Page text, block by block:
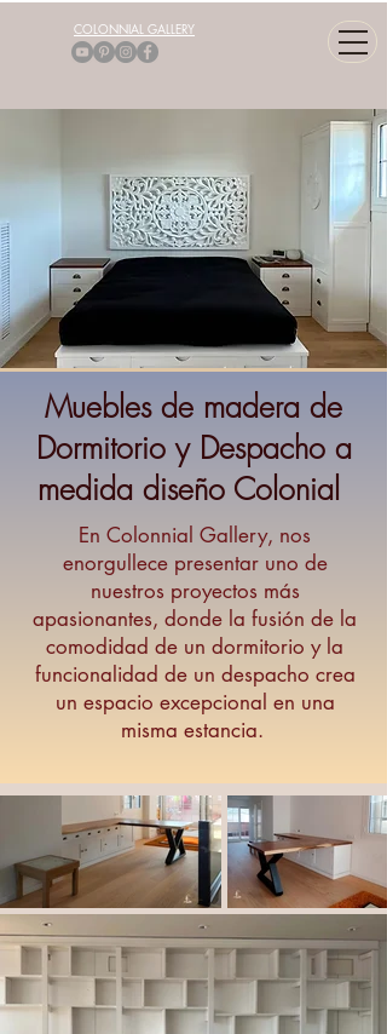
COLONNIAL GALLERY
Muebles de madera de
Dormitorio y Despacho a
medida diseño Colonial
En Colonnial Gallery, nos
enorgullece presentar uno de
nuestros proyectos más
apasionantes, donde la fusión de la
comodidad de un dormitorio y la
funcionalidad de un despacho crea
un espacio excepcional en una
misma estancia.